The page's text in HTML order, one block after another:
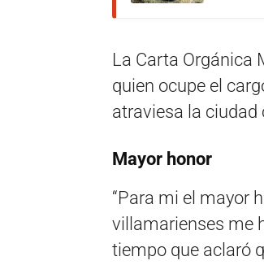
La Carta Orgánica
quien ocupe el
atraviesa la ciudad
Mayor honor
“Para mi el mayor
villamarienses me
tiempo que aclaró